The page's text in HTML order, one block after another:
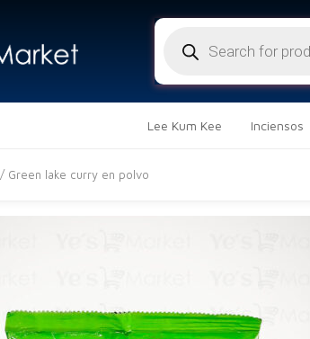
productos
Lee Kum Kee Inciensos
/ Green lake curry en polvo